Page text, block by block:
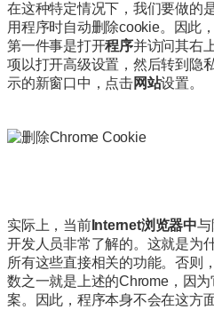
在这种特定情况下，我们要做的
用程序时自动删除cookie。
因此
第一件事是打开程序并访问其右
项以打开高级设置，然后转到隐
示的新窗口中，点击网站设置。
实际上，当前Internet浏览器中与
开发人员非常了解的。 这就是为
所有这些直接相关的功能。否则
数之一就是上述的Chrome，因
案。
因此，程序本身不会在这方